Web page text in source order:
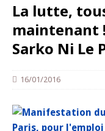
La lutte,
maintenant
Sarko Ni Le
16/01/2016